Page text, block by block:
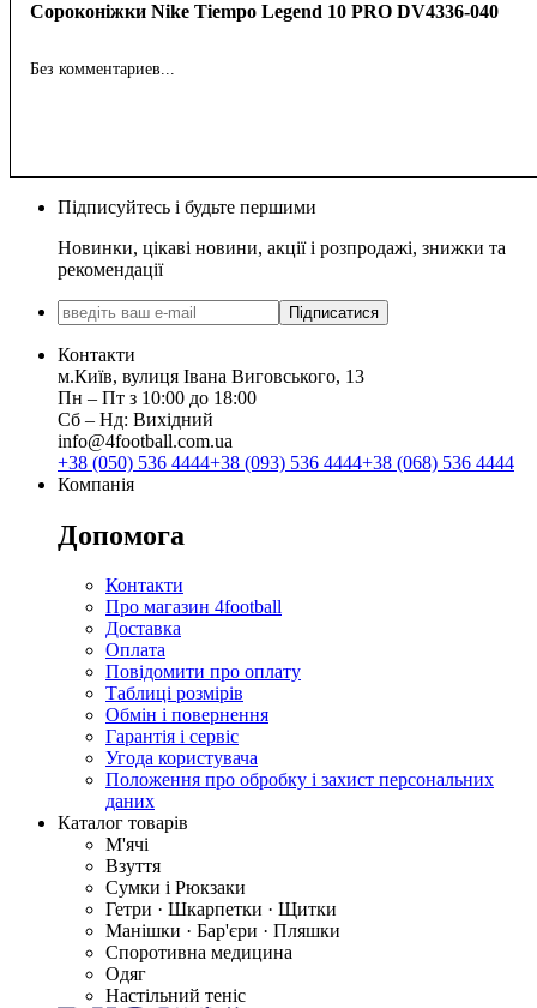
Сороконіжки Nike Tiempo Legend 10 PRO DV4336-040
Без комментариев...
Підписуйтесь і будьте першими
Новинки, цікаві новини, акції і розпродажі, знижки та
рекомендації
Підписатися
Контакти
м.Київ, вулиця Івана Виговського, 13
Пн ‒ Пт з 10:00 до 18:00
Сб ‒ Нд: Вихідний
info@4football.com.ua
+38 (050) 536 4444+38 (093) 536 4444+38 (068) 536 4444
Компанія
Допомога
Контакти
Про магазин 4football
Доставка
Оплата
Повідомити про оплату
Таблиці розмірів
Обмін і повернення
Гарантія і сервіс
Угода користувача
Положення про обробку і захист персональних
даних
Каталог товарів
М'ячі
Взуття
Сумки і Рюкзаки
Гетри · Шкарпетки · Щитки
Манішки · Бар'єри · Пляшки
Споротивна медицина
Одяг
Настільний теніс